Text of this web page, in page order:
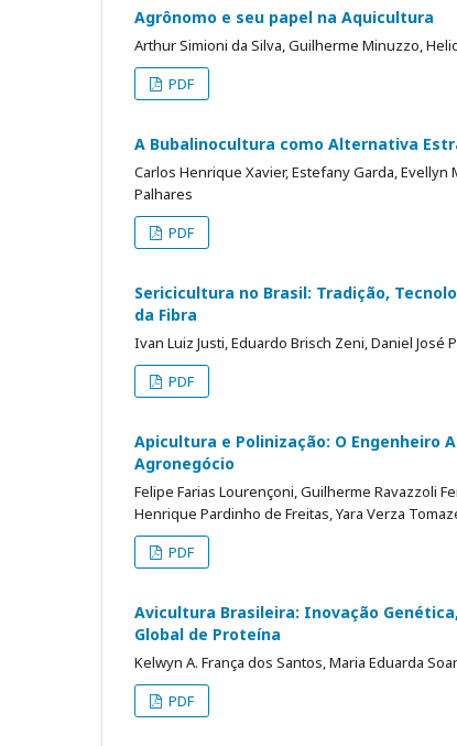
Agrônomo e seu papel na Aquicultura
Arthur Simioni da Silva, Guilherme Minuzzo,
PDF
A Bubalinocultura como Alternativa
Carlos Henrique Xavier, Estefany Garda,
Palhares
PDF
Sericicultura no Brasil: Tradição,
da Fibra
Ivan Luiz Justi, Eduardo Brisch Zeni, Daniel José
PDF
Apicultura e Polinização: O Engenheiro
Agronegócio
Felipe Farias Lourençoni, Guilherme Ravazzoli
Henrique Pardinho de Freitas, Yara Verza
PDF
Avicultura Brasileira: Inovação
Global de Proteína
Kelwyn A. França dos Santos, Maria Eduarda
PDF